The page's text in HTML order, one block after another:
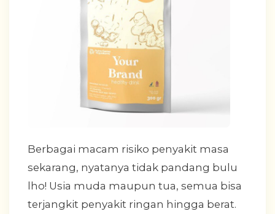
Berbagai macam risiko penyakit masa
sekarang, nyatanya tidak pandang bulu
lho! Usia muda maupun tua, semua bisa
terjangkit penyakit ringan hingga berat.